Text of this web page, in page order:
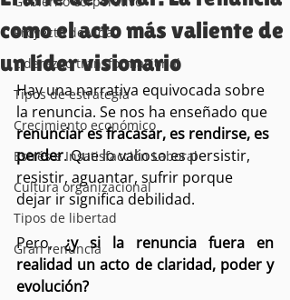
Proyecto de vida
Liderazgo transformacional
Tipos de estrategia
Crecimiento económico
Estrés e Insatisfacción Laboral
Cultura organizacional
Tipos de libertad
Gran renuncia
como el acto más valiente de
un líder visionario
Hay una narrativa equivocada sobre
la renuncia. Se nos ha enseñado que
renunciar es fracasar, es rendirse, es
perder. Que lo valioso es persistir,
resistir, aguantar, sufrir porque
dejar ir significa debilidad.
Pero, ¿y si la renuncia fuera en
realidad un acto de claridad, poder y
evolución?